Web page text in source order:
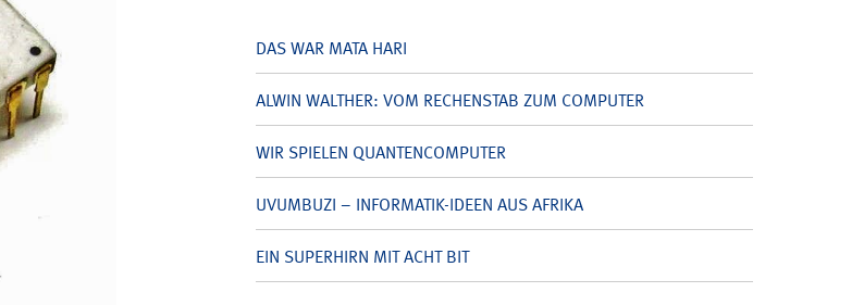
DAS WAR MATA HARI
ALWIN WALTHER: VOM RECHENSTAB ZUM COMPUTER
WIR SPIELEN QUANTENCOMPUTER
UVUMBUZI – INFORMATIK-IDEEN AUS AFRIKA
EIN SUPERHIRN MIT ACHT BIT